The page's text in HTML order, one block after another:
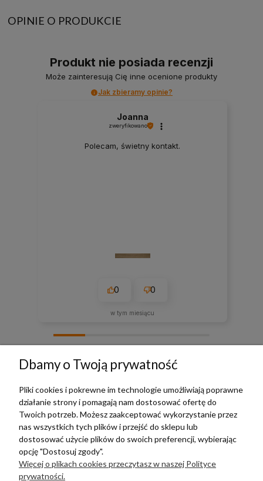
OPINIE O PRODUKCIE
Produkt nie posiada recenzji
Może zainteresują Cię inne ocenione produkty
Jak zbieramy opinie?
Joanna
zweryfikowano
Polecam, świetny kontakt.
0 0
w tym miesiącu
TERRADECO
BAZA WIEDZY
PŁATNOŚCI I DOSTAWA
Dbamy o Twoją prywatność
Pliki cookies i pokrewne im technologie umożliwiają poprawne
działanie strony i pomagają nam dostosować ofertę do
Twoich potrzeb. Możesz zaakceptować wykorzystanie przez
nas wszystkich tych plików i przejść do sklepu lub
dostosować użycie plików do swoich preferencji, wybierając
opcję "Dostosuj zgody".
Więcej o plikach cookies przeczytasz w naszej Polityce
prywatności.